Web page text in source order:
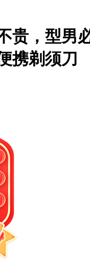
贵，型男
携剃须刀